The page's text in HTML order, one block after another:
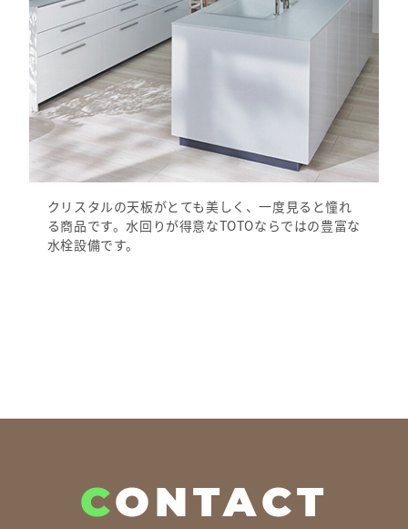
クリスタルの天板がとても美しく、一度見ると憧れ
る商品です。水回りが得意なTOTOならではの豊富な
水栓設備です。
CONTACT